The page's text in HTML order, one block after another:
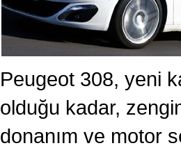
Peugeot 308, yeni
olduğu kadar,
donanım ve motor